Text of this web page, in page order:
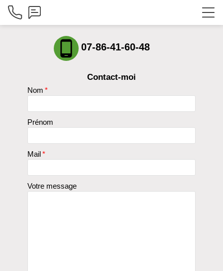
phone_android 07-86-41-60-48
Contact-moi
Nom *
Prénom
Mail*
Votre message